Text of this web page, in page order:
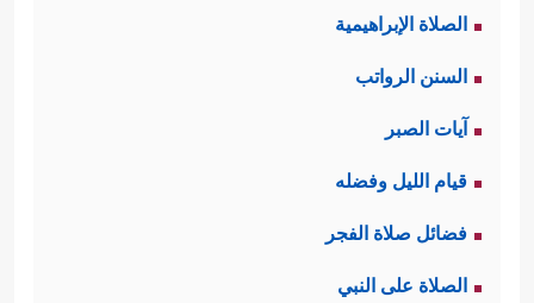
الصلاة الإبراهيمية
السنن الرواتب
آيات الصبر
قيام الليل وفضله
فضائل صلاة الفجر
الصلاة على النبي